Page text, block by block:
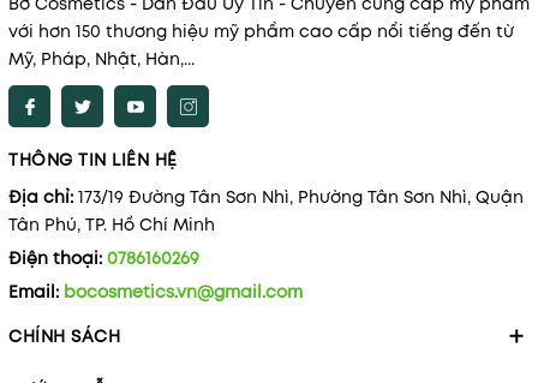
với hơn 150 thương hiệu mỹ phẩm cao cấp nổi tiếng đến từ
Mỹ, Pháp, Nhật, Hàn,...
THÔNG TIN LIÊN HỆ
Địa chỉ: 173/19 Đường Tân Sơn Nhì, Phường Tân Sơn Nhì, Quận
Tân Phú, TP. Hồ Chí Minh
Điện thoại: 0786160269
Email: bocosmetics.vn@gmail.com
CHÍNH SÁCH